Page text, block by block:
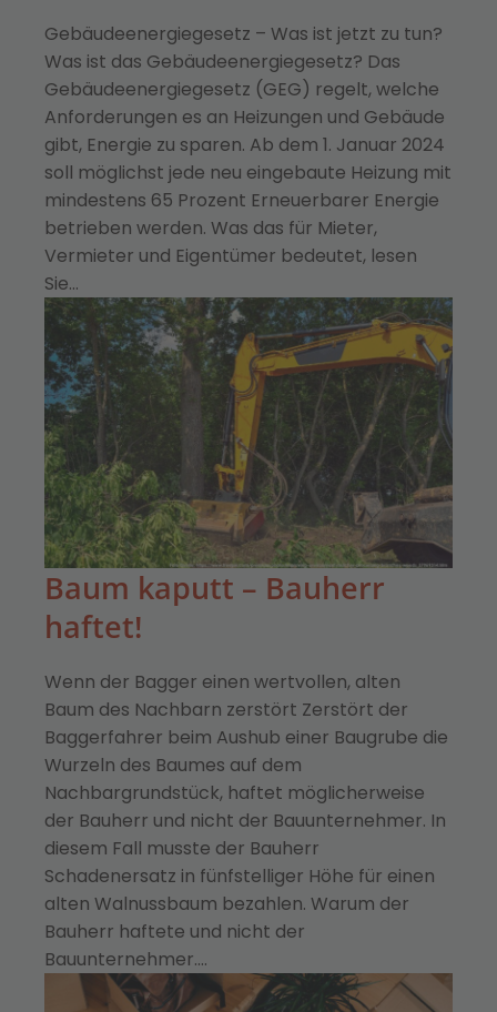
Gebäudeenergiegesetz – Was ist jetzt zu tun?
Was ist das Gebäudeenergiegesetz? Das
Gebäudeenergiegesetz (GEG) regelt, welche
Anforderungen es an Heizungen und Gebäude
gibt, Energie zu sparen. Ab dem 1. Januar 2024
soll möglichst jede neu eingebaute Heizung mit
mindestens 65 Prozent Erneuerbarer Energie
betrieben werden. Was das für Mieter,
Vermieter und Eigentümer bedeutet, lesen
Sie…
Baum kaputt – Bauherr
haftet!
Wenn der Bagger einen wertvollen, alten
Baum des Nachbarn zerstört Zerstört der
Baggerfahrer beim Aushub einer Baugrube die
Wurzeln des Baumes auf dem
Nachbargrundstück, haftet möglicherweise
der Bauherr und nicht der Bauunternehmer. In
diesem Fall musste der Bauherr
Schadenersatz in fünfstelliger Höhe für einen
alten Walnussbaum bezahlen. Warum der
Bauherr haftete und nicht der
Bauunternehmer.…